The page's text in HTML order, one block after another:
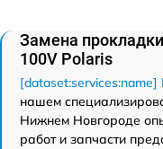
Замена
100V Polaris
[dataset:services:name]
нашем
Нижнем Новгороде
работ и запчасти